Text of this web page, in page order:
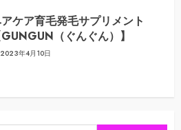
ケア育毛発毛サプリメント
GUNGUN（ぐんぐん）】
2023年4月10日